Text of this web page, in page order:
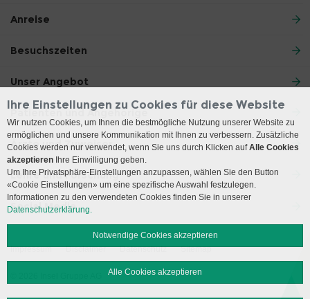
Anreise
Besuchszeiten
Unser Angebot
Patienten und Angehörige
Ärzte und Zuweiser
Lehre und Forschung
Social Media
Impressum Disclaimer Datenschutz Sitemap
Ihre Einstellungen zu Cookies für diese Website
Wir nutzen Cookies, um Ihnen die bestmögliche Nutzung unserer Website zu
ermöglichen und unsere Kommunikation mit Ihnen zu verbessern. Zusätzliche
Cookies werden nur verwendet, wenn Sie uns durch Klicken aufAlle Cookies
akzeptieren Ihre Einwilligung geben.
Um Ihre Privatsphäre-Einstellungen anzupassen, wählen Sie den Button
«Cookie Einstellungen» um eine spezifische Auswahl festzulegen.
Informationen zu den verwendeten Cookies finden Sie in unserer
Datenschutzerklärung.
Notwendige Cookies akzeptieren
Alle Cookies akzeptieren